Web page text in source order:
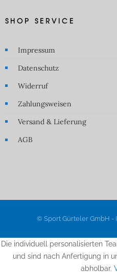
SHOP SERVICE
Impressum
Datenschutz
Widerruf
Zahlungsweisen
Versand & Lieferung
AGB
© Sport Gürteler GmbH -
Die individuell personalisierten
und sind nach Anfertigung in
abholbar.